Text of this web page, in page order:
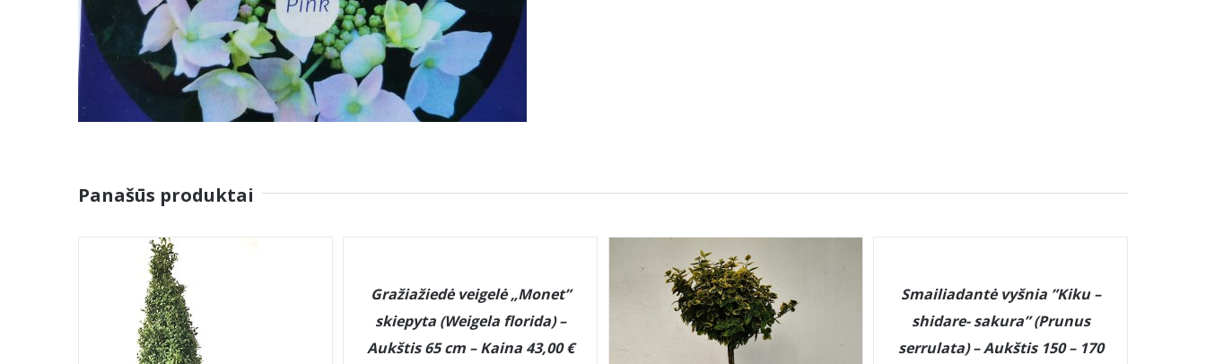
Panašūs produktai
Gražiažiedė veigelė „Monet”
skiepyta (Weigela florida) –
Aukštis 65 cm – Kaina 43,00 €
Smailiadantė vyšnia ”Kiku –
shidare- sakura” (Prunus
serrulata) – Aukštis 150 – 170